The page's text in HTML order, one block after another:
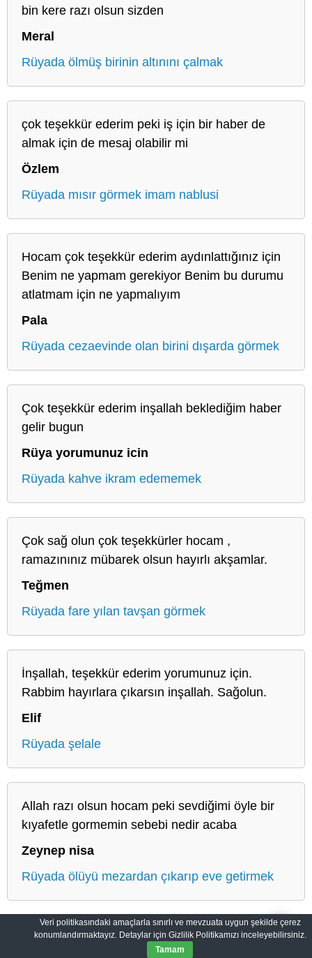
bin kere razı olsun sizden
Meral
Rüyada ölmüş birinin altınını çalmak
çok teşekkür ederim peki iş için bir haber de
almak için de mesaj olabilir mi
Özlem
Rüyada mısır görmek imam nablusi
Hocam çok teşekkür ederim aydınlattığınız için
Benim ne yapmam gerekiyor Benim bu durumu
atlatmam için ne yapmalıyım
Pala
Rüyada cezaevinde olan birini dışarda görmek
Çok teşekkür ederim inşallah beklediğim haber
gelir bugun
Rüya yorumunuz icin
Rüyada kahve ikram edememek
Çok sağ olun çok teşekkürler hocam ,
ramazınınız mübarek olsun hayırlı akşamlar.
Teğmen
Rüyada fare yılan tavşan görmek
İnşallah, teşekkür ederim yorumunuz için.
Rabbim hayırlara çıkarsın inşallah. Sağolun.
Elif
Rüyada şelale
Allah razı olsun hocam peki sevdiğimi öyle bir
kıyafetle gormemin sebebi nedir acaba
Zeynep nisa
Rüyada ölüyü mezardan çıkarıp eve getirmek
Salih Rüyalar: Rüyaların Derin Manası Gizlilik Politikası
SalihRuyalar.com|Tüm Hakları Saklıdır.
Veri politikasındaki amaçlarla sınırlı ve mevzuata uygun şekilde çerez
konumlandırmaktayız. Detaylar için Gizlilik Politikamızı inceleyebilirsiniz.
Tamam